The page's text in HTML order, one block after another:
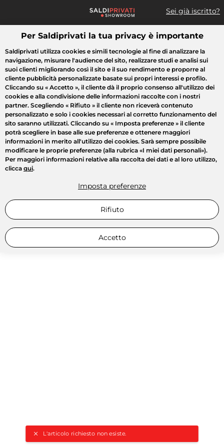
Sei già iscritto?
Cosa cerchi?
L'articolo richiesto non esiste.
Tutte le vendite Moda Casa Bellezza Elettrodomestici
Per Saldiprivati la tua privacy è importante
Saldiprivati utilizza cookies e simili tecnologie al fine di analizzare la
navigazione, misurare l'audience del sito, realizzare studi e analisi sui
suoi clienti migliorando così il sito e il suo rendimento e proporre al
cliente pubblicità personalizzate basate sui propri interessi e profilo.
Cliccando su « Accetto », il cliente dà il proprio consenso all'utilizzo dei
cookies e alla condivisione delle informazioni raccolte con i nostri
partner. Scegliendo « Rifiuto » il cliente non riceverà contenuto
personalizzato e solo i cookies necessari al corretto funzionamento del
sito saranno utilizzati. Cliccando su « Imposta preferenze » il cliente
potrà scegliere in base alle sue preferenze e ottenere maggiori
informazioni in merito all'utilizzo dei cookies. Sarà sempre possibile
modificare le proprie preferenze (alla rubrica «I miei dati personali»).
Per maggiori informazioni relative alla raccolta dei dati e al loro utilizzo,
clicca qui.
Imposta preferenze
Rifiuto
Accetto